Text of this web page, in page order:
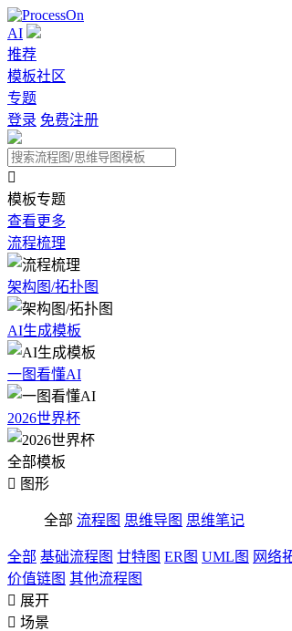
AI
推荐
模板社区
专题
登录 免费注册

模板专题
查看更多
流程梳理
架构图/拓扑图
AI生成模板
一图看懂AI
2026世界杯
全部模板
 图形
全部 流程图 思维导图 思维笔记
全部 基础流程图 甘特图 ER图 UML图 网络
价值链图 其他流程图
 展开
 场景